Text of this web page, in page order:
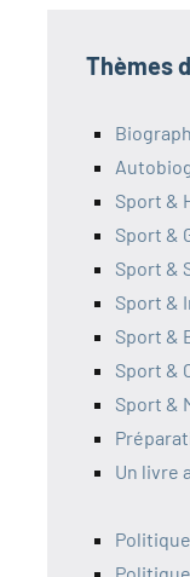
Thèmes
Sport &
Sport &
Sport &
Sport &
Sport &
Sport &
Sport &
Un livre